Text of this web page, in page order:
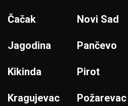
Čačak
Jagodina
Kikinda
Kragujevac
Novi Sad
Pančevo
Pirot
Požarevac